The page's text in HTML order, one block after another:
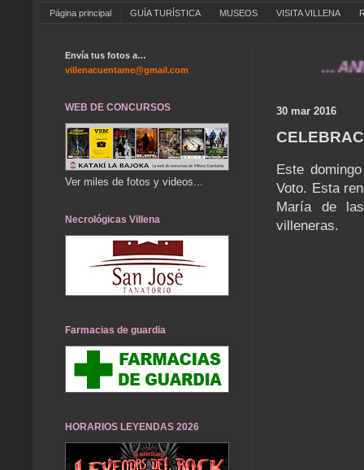
Página principal GUÍA TURÍSTICA MUSEOS VISITA VILLENA
... ANÍMATE
30 mar 2016
Este
Voto. Esta
María de
villeneras.
Envía tus fotos a…
villenacuentame@gmail.com
WEB DE CONCURSOS
Ver miles de fotos y videos...
Necrológicas Villena
Farmacias de guardia
HORARIOS LEYENDAS 2026